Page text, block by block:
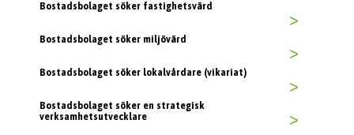
Bostadsbolaget söker fastighetsvärd
>
Bostadsbolaget söker miljövärd
>
Bostadsbolaget söker lokalvårdare (vikariat)
>
Bostadsbolaget söker en strategisk
verksamhetsutvecklare
>